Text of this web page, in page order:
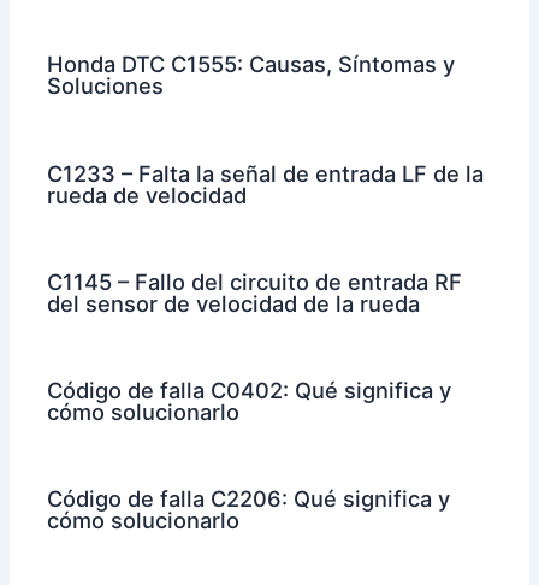
Honda DTC C1555: Causas, Síntomas y
Soluciones
C1233 – Falta la señal de entrada LF de la
rueda de velocidad
C1145 – Fallo del circuito de entrada RF
del sensor de velocidad de la rueda
Código de falla C0402: Qué significa y
cómo solucionarlo
Código de falla C2206: Qué significa y
cómo solucionarlo